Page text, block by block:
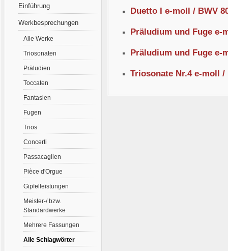
Einführung
Werkbesprechungen
Alle Werke
Triosonaten
Präludien
Toccaten
Fantasien
Fugen
Trios
Concerti
Passacaglien
Pièce d'Orgue
Gipfelleistungen
Meister-/ bzw.
Standardwerke
Mehrere Fassungen
Alle Schlagwörter
Duetto I e-moll / BWV
Präludium und Fuge e-
Präludium und Fuge e-
Triosonate Nr.4 e-moll /